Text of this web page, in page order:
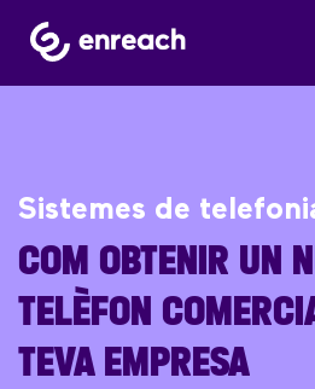
Sistemes de
COM OBTENIR UN
TELÈFON
TEVA EMPRESA